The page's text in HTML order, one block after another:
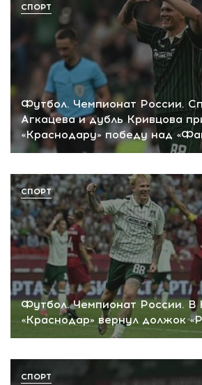
Футбол. Чемпионат России.
Агкацева и дубль Кривцова
«Краснодару» победу над
СПОРТ
Футбол. Чемпионат России. В
«Краснодар» вернул должок
СПОРТ
СПОРТ